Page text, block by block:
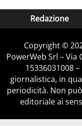
Redazione
Copyright ©
PowerWeb Srl – Via
15336031008
giornalistica, in
periodicità. Non
editoriale ai